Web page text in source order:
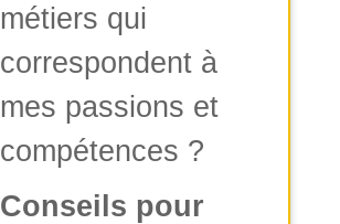
métiers qui
correspondent à
mes passions et
compétences ?
Conseils pour